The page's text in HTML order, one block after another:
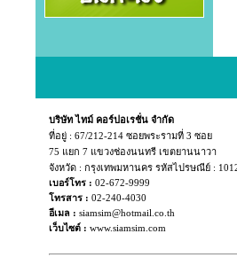
บริษัท ไทม์ คอร์ปอเรชั่น จำกัด
ที่อยู่ : 67/212-214 ซอยพระรามที่ 3 ซอย
75 แยก 7 แขวงช่องนนทรี เขตยานนาวา
จังหวัด : กรุงเทพมหานคร รหัสไปรษณี
เบอร์โทร : 02-672-9999
โทรสาร : 02-240-4030
อีเมล : siamsim@hotmail.co.th
เว็บไซต์ : www.siamsim.com